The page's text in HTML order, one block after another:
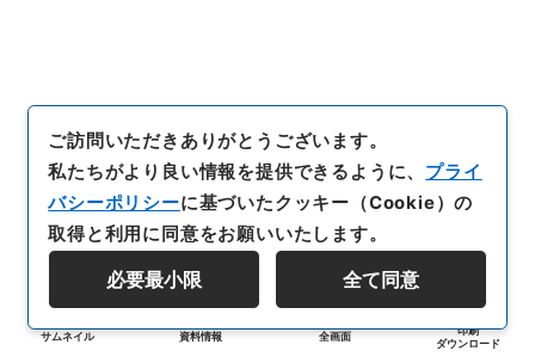
サムネイル 資料情報 全画面
印刷
ダウンロード
ご訪問いただきありがとうございます。
私たちがより良い情報を提供できるように、 プライ
バシーポリシーに基づいたクッキー（Cookie）の
取得と利用に同意をお願いいたします。
必要最小限 全て同意